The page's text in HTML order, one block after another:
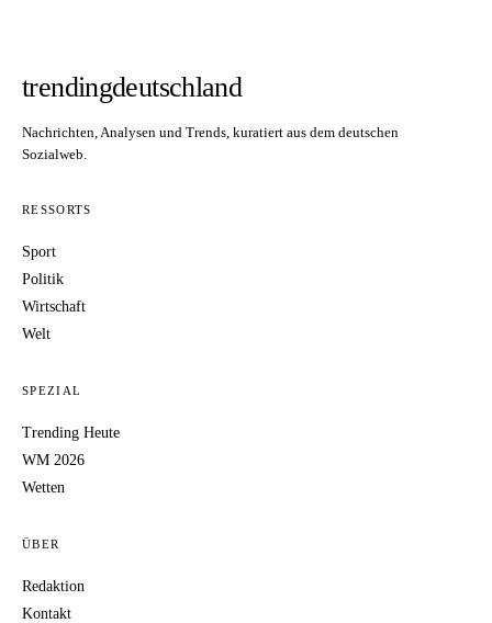
trendingdeutschland
Nachrichten, Analysen und Trends, kuratiert aus dem deutschen
Sozialweb.
RESSORTS
Sport
Politik
Wirtschaft
Welt
SPEZIAL
Trending Heute
WM 2026
Wetten
ÜBER
Redaktion
Kontakt